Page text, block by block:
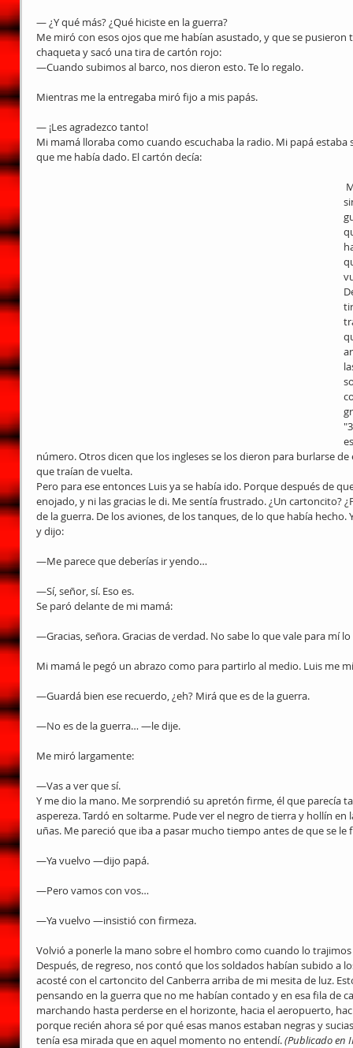
— ¿Y qué más? ¿Qué hiciste en la guerra?
Me miró con esos ojos que me habían asustado, y que se
chaqueta y sacó una tira de cartón rojo:
—Cuando subimos al barco, nos dieron esto. Te lo regalo.
Mientras me la entregaba miró fijo a mis papás.
— ¡Les agradezco tanto!
Mi mamá lloraba como cuando escuchaba la radio. Mi papá
que me había dado. El cartón decía:
número. Otros dicen que los ingleses se los dieron para burlarse
que traían de vuelta.
Pero para ese entonces Luis ya se había ido. Porque después de
enojado, y ni las gracias le di. Me sentía frustrado. ¿Un cartoncito?
de la guerra. De los aviones, de los tanques, de lo que había
y dijo:
—Me parece que deberías ir yendo…
—Sí, señor, sí. Eso es.
Se paró delante de mi mamá:
—Gracias, señora. Gracias de verdad. No sabe lo que vale para mí
Mi mamá le pegó un abrazo como para partirlo al medio. Luis me
—Guardá bien ese recuerdo, ¿eh? Mirá que es de la guerra.
—No es de la guerra… —le dije.
Me miró largamente:
—Vas a ver que sí.
Y me dio la mano. Me sorprendió su apretón firme, él que parecía
aspereza. Tardó en soltarme. Pude ver el negro de tierra y hollín en
uñas. Me pareció que iba a pasar mucho tiempo antes de que se le
—Ya vuelvo —dijo papá.
—Pero vamos con vos…
—Ya vuelvo —insistió con firmeza.
Volvió a ponerle la mano sobre el hombro como cuando lo trajimos
Después, de regreso, nos contó que los soldados habían subido a
acosté con el cartoncito del Canberra arriba de mi mesita de luz.
pensando en la guerra que no me habían contado y en esa fila de
marchando hasta perderse en el horizonte, hacia el aeropuerto,
porque recién ahora sé por qué esas manos estaban negras y
tenía esa mirada que en aquel momento no entendí. (Publicado en